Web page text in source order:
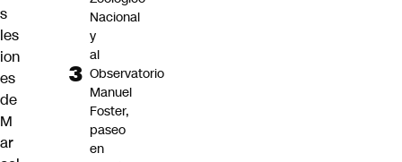
s
les
ion
es
de
M
ar
Nacional
y
al
Observatorio
Manuel
Foster,
paseo
en